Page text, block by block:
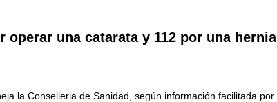
operar una catarata y 112 por una hernia
la Conselleria de Sanidad, según información facilitada por